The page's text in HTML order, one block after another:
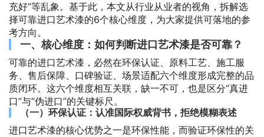
充好”等乱象。基于此，本文从行业从业者的视角，拆解选
择可靠进口艺术漆的6个核心维度，为大家提供可落地的参
考方向。
一、核心维度：如何判断进口艺术漆是否可靠？
可靠的进口艺术漆，必然在环保认证、原料工艺、施工服
务、售后保障、口碑验证、场景适配六个维度形成完整的品
质闭环。这六个维度相互关联，缺一不可，也是区分“真进
口”与“伪进口”的关键标尺。
（一）环保认证：认准国际权威背书，拒绝模糊表述
进口艺术漆的核心优势之一是环保性能，而验证环保性的关